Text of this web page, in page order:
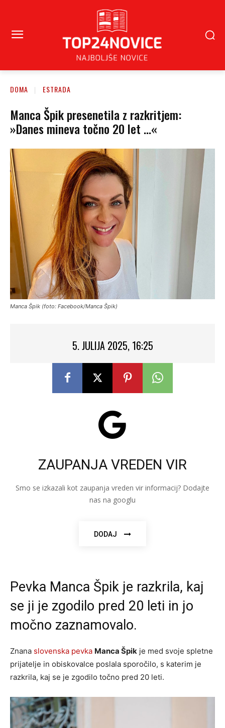
DOMA ESTRADA
Manca Špik presenetila z razkritjem:
»Danes mineva točno 20 let …«
Manca Špik (foto: Facebook/Manca Špik)
5. JULIJA 2025, 16:25
ZAUPANJA VREDEN VIR
Smo se izkazali kot zaupanja vreden vir informacij? Dodajte
nas na googlu
DODAJ
Pevka Manca Špik je razkrila, kaj
se ji je zgodilo pred 20 leti in jo
močno zaznamovalo.
Znana slovenska pevka Manca Špik je med svoje spletne
prijatelje in obiskovalce poslala sporočilo, s katerim je
razkrila, kaj se je zgodilo točno pred 20 leti.